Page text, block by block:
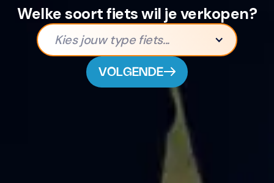
Welke soort fiets wil je verkopen?
Kies jouw type fiets...
VOLGENDE